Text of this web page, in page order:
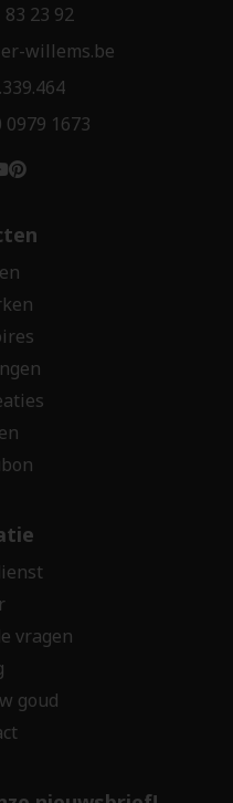
83 23 92
willems.be
0979 1673
vragen
goud